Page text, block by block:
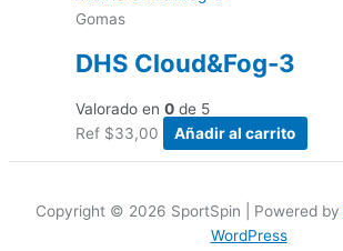
Gomas
DHS Cloud&Fog-3
Valorado en 0 de 5
Ref $33,00 Añadir al carrito
Copyright © 2026 SportSpin | Powered by
WordPress